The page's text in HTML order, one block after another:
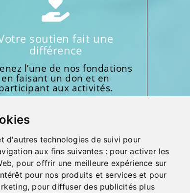
d'autres technologies de suivi pour
aux fins suivantes : pour activer les
, pour offrir une meilleure expérience sur
pour nos produits et services et pour
, pour diffuser des publicités plus
soutien fait une
différence
l’une de nos fondations
en faisant un don et en
aux activités.
SUGGESTIONS, REMERCIEMENTS